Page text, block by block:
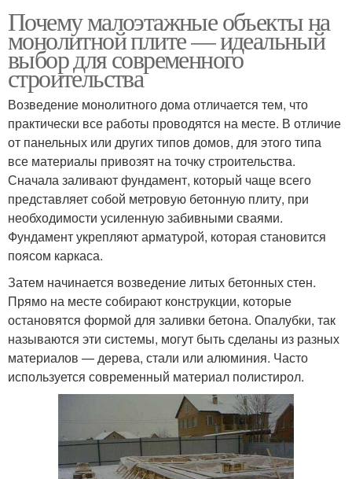
Почему малоэтажные объекты на
монолитной плите — идеальный
выбор для современного
строительства
Возведение монолитного дома отличается тем, что
практически все работы проводятся на месте. В отличие
от панельных или других типов домов, для этого типа
все материалы привозят на точку строительства.
Сначала заливают фундамент, который чаще всего
представляет собой метровую бетонную плиту, при
необходимости усиленную забивными сваями.
Фундамент укрепляют арматурой, которая становится
поясом каркаса.
Затем начинается возведение литых бетонных стен.
Прямо на месте собирают конструкции, которые
остановятся формой для заливки бетона. Опалубки, так
называются эти системы, могут быть сделаны из разных
материалов — дерева, стали или алюминия. Часто
используется современный материал полистирол.